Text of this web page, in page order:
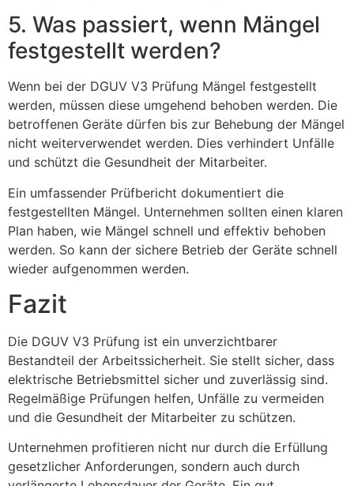
5. Was passiert, wenn Mängel
festgestellt werden?
Wenn bei der DGUV V3 Prüfung Mängel festgestellt
werden, müssen diese umgehend behoben werden. Die
betroffenen Geräte dürfen bis zur Behebung der Mängel
nicht weiterverwendet werden. Dies verhindert Unfälle
und schützt die Gesundheit der Mitarbeiter.
Ein umfassender Prüfbericht dokumentiert die
festgestellten Mängel. Unternehmen sollten einen klaren
Plan haben, wie Mängel schnell und effektiv behoben
werden. So kann der sichere Betrieb der Geräte schnell
wieder aufgenommen werden.
Fazit
Die DGUV V3 Prüfung ist ein unverzichtbarer
Bestandteil der Arbeitssicherheit. Sie stellt sicher, dass
elektrische Betriebsmittel sicher und zuverlässig sind.
Regelmäßige Prüfungen helfen, Unfälle zu vermeiden
und die Gesundheit der Mitarbeiter zu schützen.
Unternehmen profitieren nicht nur durch die Erfüllung
gesetzlicher Anforderungen, sondern auch durch